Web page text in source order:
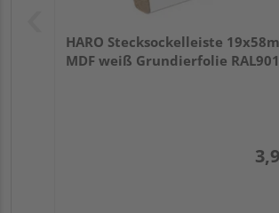
HARO Stecksockelleiste
MDF weiß Grundierfolie